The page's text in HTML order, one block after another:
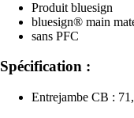
Produit bluesign
bluesign® main
sans PFC
Spécification :
Entrejambe CB :